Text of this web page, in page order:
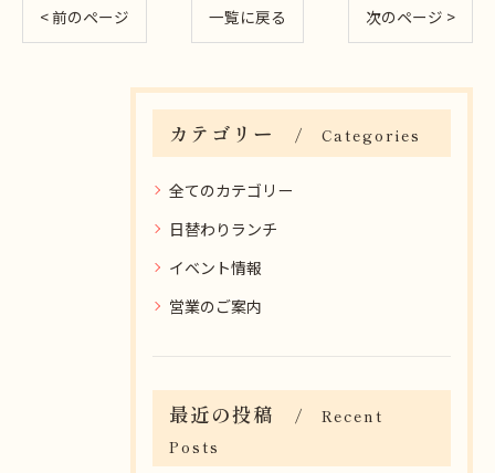
< 前のページ 一覧に戻る 次のページ >
カテゴリー Categories
全てのカテゴリー
日替わりランチ
イベント情報
営業のご案内
最近の投稿
Recent
Posts